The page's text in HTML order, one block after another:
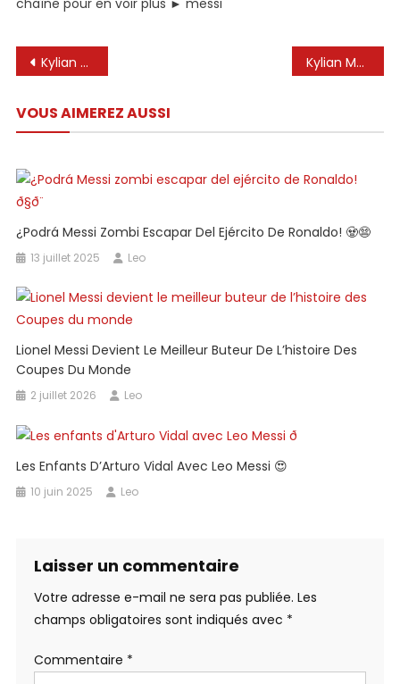
chaîne pour en voir plus ► messi
Navigation
l’article
Kylian Mbappe révèle qu’il était « furieux comme l’enfer » contre Leo Messi après la finale de la Coupe du monde au Qatar Kylian Mbappé à propos de Lionel Messi : « Messi fait tout bien. Nous pouvons tous apprendre d’un gars comme lui. »
VOUS AIMEREZ AUSSI
¿Podrá Messi Zombi Escapar Del Ejército De Ronaldo! 🧟😨
13 juillet 2025 Leo
Lionel Messi Devient Le Meilleur Buteur De L’histoire Des
Coupes Du Monde
2 juillet 2026 Leo
Les Enfants D’Arturo Vidal Avec Leo Messi 😍
10 juin 2025 Leo
Laisser un commentaire
Votre adresse e-mail ne sera pas publiée. Les
champs obligatoires sont indiqués avec *
Commentaire *